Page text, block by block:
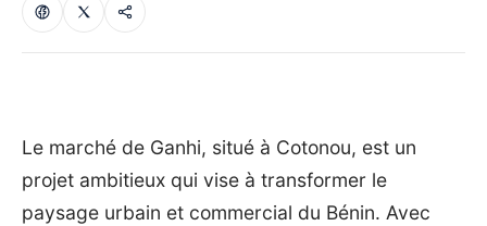
Le marché de Ganhi, situé à Cotonou, est un
projet ambitieux qui vise à transformer le
paysage urbain et commercial du Bénin. Avec